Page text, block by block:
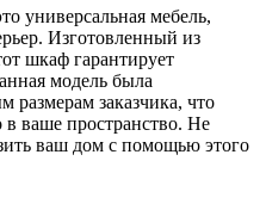
универсальная мебель,
Изготовленный из
шкаф гарантирует
модель была
размерам заказчика, что
в ваше пространство. Не
ваш дом с помощью этого